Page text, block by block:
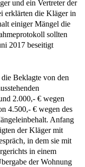
und ein Vertreter der
erklärten die Kläger in
einiger Mängel die
sollten
2017 beseitigt
Beklagte von den
2.000,- € wegen
4.500,- € wegen des
Anfang
der Kläger mit
in dem sie mit
in einem
der Wohnung